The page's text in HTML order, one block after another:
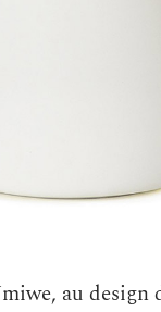
au design